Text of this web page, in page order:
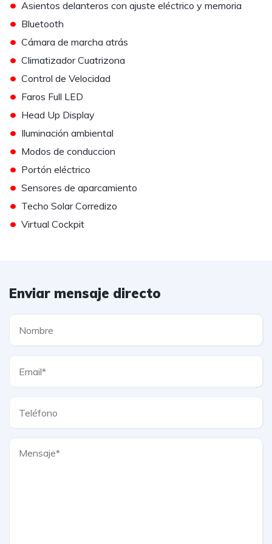
• Asientos delanteros con ajuste eléctrico y memoria
• Bluetooth
• Cámara de marcha atrás
• Climatizador Cuatrizona
• Control de Velocidad
• Faros Full LED
• Head Up Display
• Iluminación ambiental
• Modos de conduccion
• Portón eléctrico
• Sensores de aparcamiento
• Techo Solar Corredizo
• Virtual Cockpit
Enviar mensaje directo